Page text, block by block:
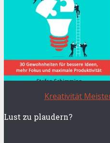
Kreativität
Lust zu plaudern?